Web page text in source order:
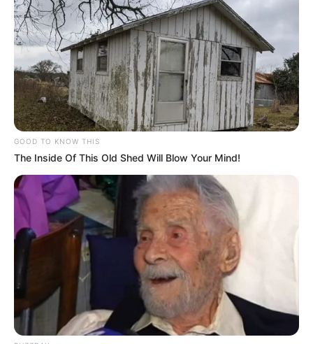
GOOD TO KNOW THIS
The Inside Of This Old Shed Will Blow Your Mind!